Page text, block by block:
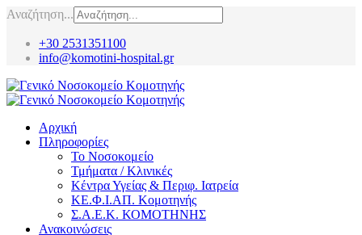
Αναζήτηση...
+30 2531351100
info@komotini-hospital.gr
Αρχική
Πληροφορίες
Το Νοσοκομείο
Τμήματα / Κλινικές
Κέντρα Υγείας & Περιφ. Ιατρεία
ΚΕ.Φ.Ι.ΑΠ. Κομοτηνής
Σ.Α.Ε.Κ. ΚΟΜΟΤΗΝΗΣ
Ανακοινώσεις